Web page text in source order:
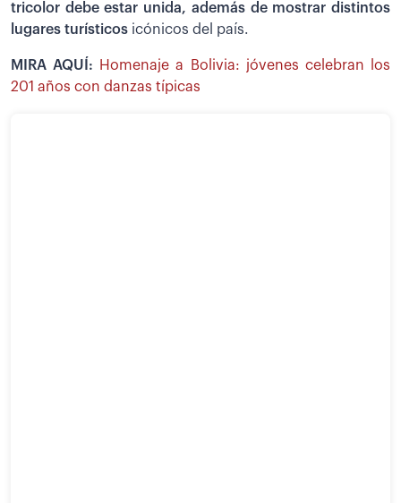
tricolor debe estar unida, además de mostrar distintos
lugares turísticos icónicos del país.
MIRA AQUÍ:
Homenaje a Bolivia: jóvenes celebran los
201 años con danzas típicas